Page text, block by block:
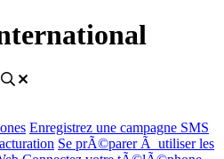
Enregistrez une campagne SMS
Se prÃ©parer Ã utiliser les